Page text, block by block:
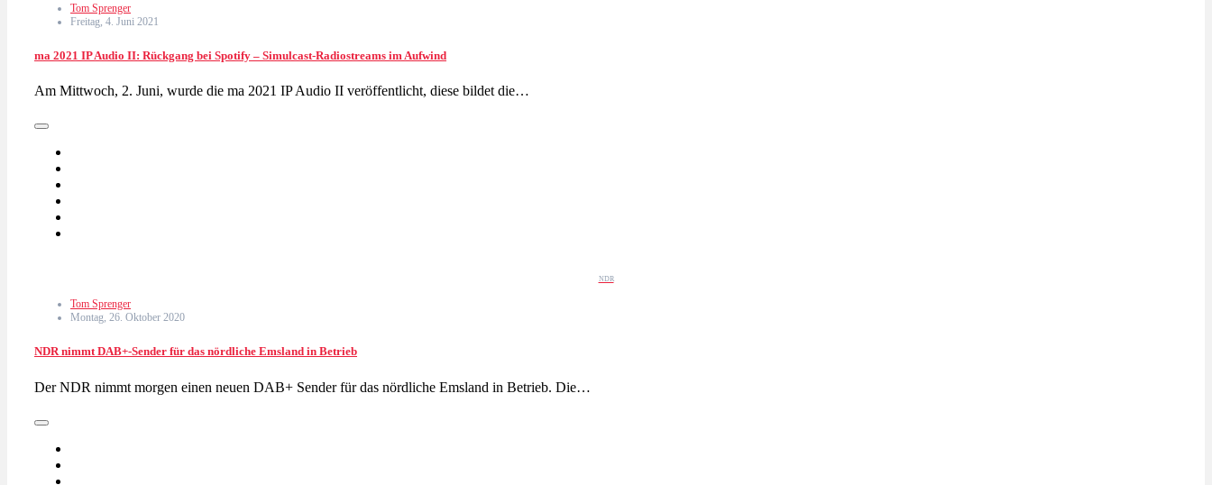
Tom Sprenger
Freitag, 4. Juni 2021
ma 2021 IP Audio II: Rückgang bei Spotify – Simulcast-Radiostreams im Aufwind
Am Mittwoch, 2. Juni, wurde die ma 2021 IP Audio II veröffentlicht, diese bildet die…
NDR
Tom Sprenger
Montag, 26. Oktober 2020
NDR nimmt DAB+-Sender für das nördliche Emsland in Betrieb
Der NDR nimmt morgen einen neuen DAB+ Sender für das nördliche Emsland in Betrieb. Die…